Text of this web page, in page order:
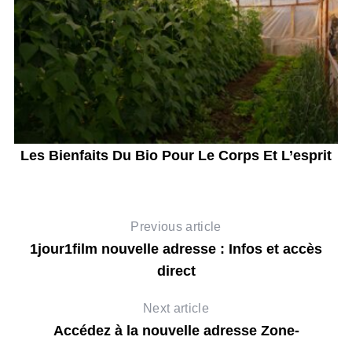
Les Bienfaits Du Bio Pour Le Corps Et L’esprit
Previous article
1jour1film nouvelle adresse : Infos et accès
direct
Next article
Accédez à la nouvelle adresse Zone-